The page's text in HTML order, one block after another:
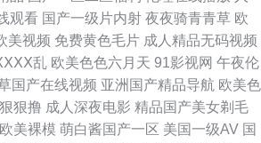
视频80P 俺去也官网最新 操逼资源网 国产自啪视
超碰亚洲天堂 av岛国网站 九九国模色图 欧美综合
91视频网站入口 东方无码AV 激情小色网 女人的
观看 国产一级片内射 夜夜骑青青草 欧
美视频 免费黄色毛片 成人精品无码视频
乱 欧美色色六月天 91影视网 午夜伦
国产在线视频 亚洲国产精品导航 欧美色
狠撸 成人深夜电影 精品国产美女剃毛
欧美裸模 萌白酱国产一区 美国一级AV 国